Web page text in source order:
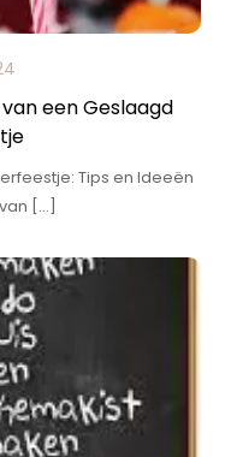
een Geslaagd
Tips en Ideeën
[…]